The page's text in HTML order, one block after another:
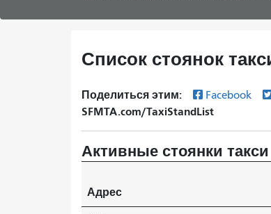
Список стоянок
Поделиться этим: Facebook
SFMTA.com/TaxiStandList
Активные стоянки такси
Адрес